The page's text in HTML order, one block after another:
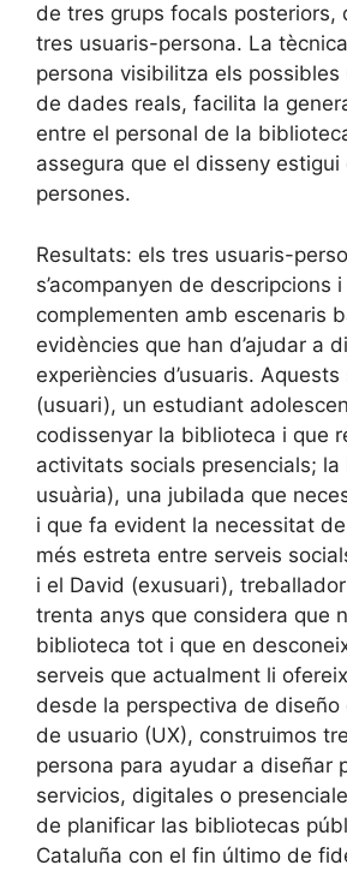
de tres grups focals posteriors,
tres usuaris-persona. La
persona visibilitza els
de dades reals, facilita la
entre el personal de la
assegura que el disseny
persones.
Resultats: els tres usuaris-
s’acompanyen de descripcions i
complementen amb escenaris
evidències que han d’ajudar a
experiències d’usuaris.
(usuari), un estudiant
codissenyar la biblioteca i que
activitats socials presencials; la
usuària), una jubilada que
i que fa evident la necessitat de
més estreta entre serveis
i el David (exusuari),
trenta anys que considera que
biblioteca tot i que en
serveis que actualment li
desde la perspectiva de diseño
de usuario (UX), construimos
persona para ayudar a diseñar
servicios, digitales o
de planificar las bibliotecas
Cataluña con el fin último de